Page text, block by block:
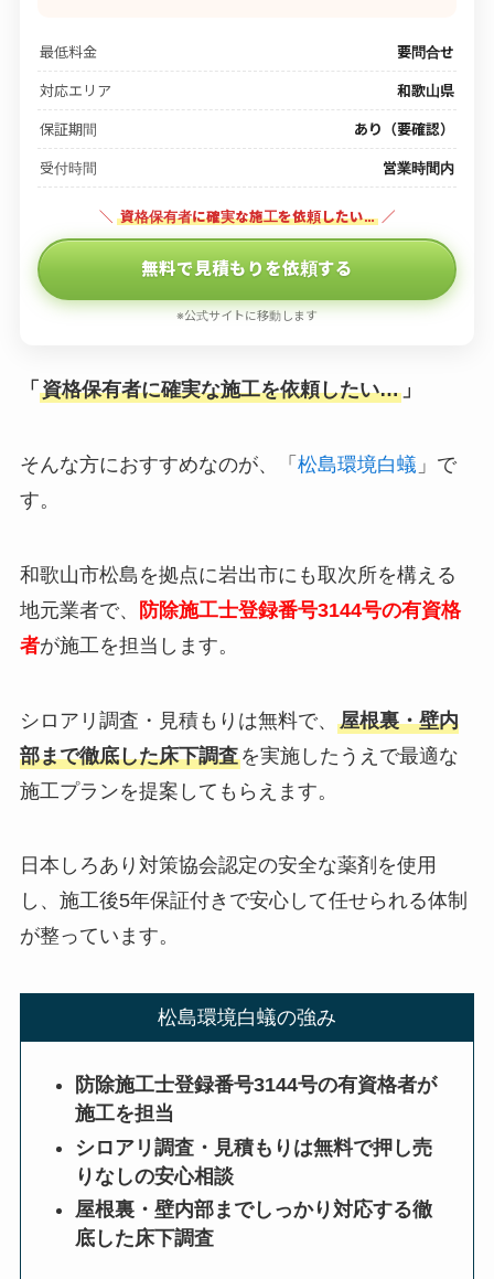
最低料金 要問合せ
対応エリア 和歌山県
保証期間 あり（要確認）
受付時間 営業時間内
＼ 資格保有者に確実な施工を依頼したい… ／
無料で見積もりを依頼する
※公式サイトに移動します
「 資格保有者に確実な施工を依頼したい…」
そんな方におすすめなのが、「 松島環境白蟻 」で
す。
和歌山市松島を拠点に岩出市にも取次所を構える
地元業者で、
防除施工士登録番号3144号の有資格
者が施工を担当します。
シロアリ調査・見積もりは無料で、 屋根裏・壁内
部まで徹底した床下調査を実施したうえで最適な
施工プランを提案してもらえます。
日本しろあり対策協会認定の安全な薬剤を使用
し、施工後5年保証付きで安心して任せられる体制
が整っています。
松島環境白蟻の強み
防除施工士登録番号3144号の有資格者が
施工を担当
シロアリ調査・見積もりは無料で押し売
りなしの安心相談
屋根裏・壁内部までしっかり対応する徹
底した床下調査